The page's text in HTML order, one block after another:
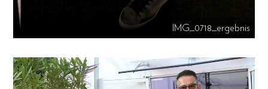
IMG_0718_ergebnis